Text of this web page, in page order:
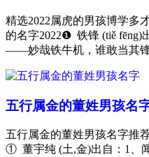
精选2022属虎的男孩博学多
的名字2022❶ 铁锋 (tiě fēng)
——妙哉铁牛机，谁敢当其
五行属金的董姓男孩名
五行属金的董姓男孩名字推
① 董宇纯 (土,金)出自：1、